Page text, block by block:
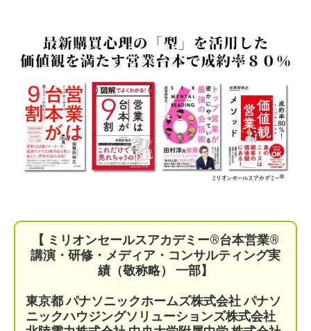
【 ミリオンセールスアカデミー®︎台本営業®︎
講演・研修・メディア・コンサルティング実
績（敬称略） 一部】
東京都 パナソニックホームズ株式会社 パナソ
ニックハウジングソリューションズ株式会社